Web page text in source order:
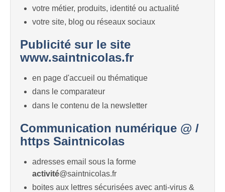
votre métier, produits, identité ou actualité
votre site, blog ou réseaux sociaux
Publicité sur le site
www.saintnicolas.fr
en page d'accueil ou thématique
dans le comparateur
dans le contenu de la newsletter
Communication numérique @ /
https Saintnicolas
adresses email sous la forme
activité@saintnicolas.fr
boites aux lettres sécurisées avec anti-virus &